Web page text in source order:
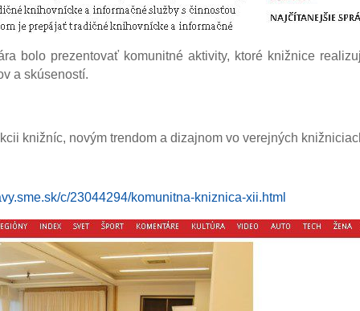
bolo prezentovať komunitné aktivity, ktoré knižnice
a skúseností.
knižníc, novým trendom a dizajnom vo verejných
c/23044294/komunitna-kniznica-xii.html